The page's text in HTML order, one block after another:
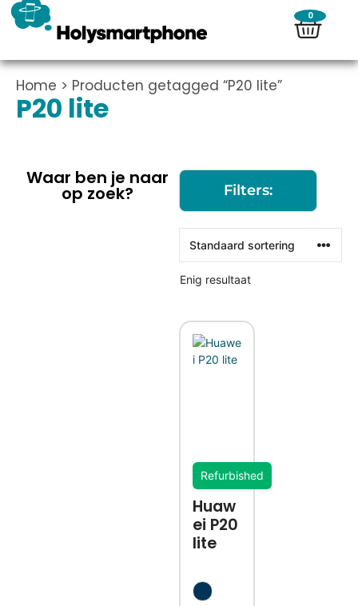
0
Home > Producten getagged “P20 lite”
P20 lite
Waar ben je naar
op zoek? Filters:
Enig resultaat
Refurbished
Huaw
ei P20
lite